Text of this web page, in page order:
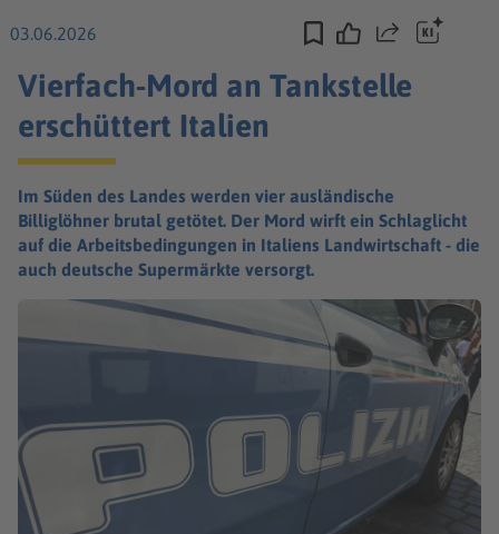
03.06.2026 Teilen
Vierfach-Mord an Tankstelle
erschüttert Italien
Im Süden des Landes werden vier ausländische
Billiglöhner brutal getötet. Der Mord wirft ein Schlaglicht
auf die Arbeitsbedingungen in Italiens Landwirtschaft - die
auch deutsche Supermärkte versorgt.